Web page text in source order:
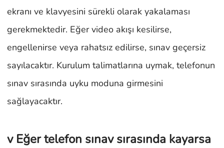
ekranı ve klavyesini sürekli olarak yakalaması
gerekmektedir. Eğer video akışı kesilirse,
engellenirse veya rahatsız edilirse, sınav geçersiz
sayılacaktır. Kurulum talimatlarına uymak, telefonun
sınav sırasında uyku moduna girmesini
sağlayacaktır.
v Eğer telefon sınav sırasında kayarsa